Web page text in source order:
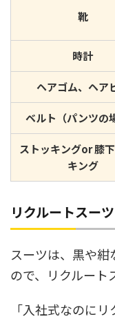
靴
時計
ヘアゴム、ヘア
ベルト（パンツの
ストッキングor 膝
キング
リクルートスー
スーツは、黒や
ので、リクルート
「入社式なのに